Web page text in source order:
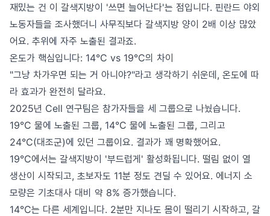
재밌는 건 이 갈색지방이 '쓰면 늘어난다'는 점입니다. 핀란드 야외
노동자들을 조사했더니 사무직보다 갈색지방 양이 2배 이상 많았
어요. 추위에 자주 노출된 결과죠.
온도가 핵심입니다: 14°C vs 19°C의 차이
"그냥 차가우면 되는 거 아니야?"라고 생각하기 쉬운데, 온도에 따
라 효과가 완전히 달라요.
2025년 Cell 연구팀은 참가자들을 세 그룹으로 나눴습니다.
19°C 물에 노출된 그룹, 14°C 물에 노출된 그룹, 그리고
24°C(대조군)에 있던 그룹이요. 결과가 꽤 명확했어요.
19°C에서는 갈색지방이 '부드럽게' 활성화됩니다. 떨림 없이 열
생산이 시작되고, 초보자도 11분 정도 견딜 수 있어요. 에너지 소
모량은 기초대사 대비 약 8% 증가했습니다.
14°C는 다른 세계입니다. 2분만 지나도 몸이 떨리기 시작하고, 갈